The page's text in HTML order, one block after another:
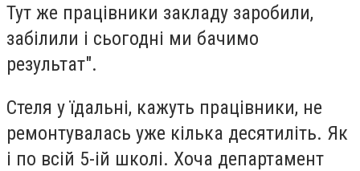
Тут же працівники закладу заробили,
забілили і сьогодні ми бачимо
результат".
Стеля у їдальні, кажуть працівники, не
ремонтувалась уже кілька десятиліть. Як
і по всій 5-ій школі. Хоча департамент